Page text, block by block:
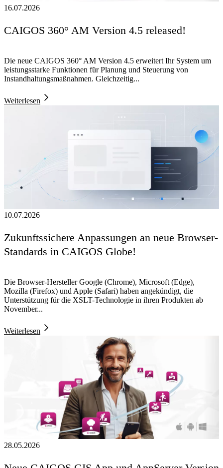
16.07.2026
CAIGOS 360° AM Version 4.5 released!
Die neue CAIGOS 360° AM Version 4.5 erweitert Ihr System um
leistungsstarke Funktionen für Planung und Steuerung von
Instandhaltungsmaßnahmen. Gleichzeitig...
Weiterlesen
10.07.2026
Zukunftssichere Anpassungen an neue Browser-
Standards in CAIGOS Globe!
Die Browser-Hersteller Google (Chrome), Microsoft (Edge),
Mozilla (Firefox) und Apple (Safari) haben angekündigt, die
Unterstützung für die XSLT-Technologie in ihren Produkten ab
November...
Weiterlesen
28.05.2026